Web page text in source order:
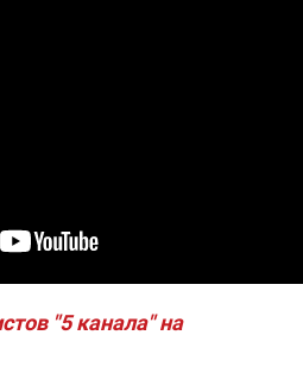
"5 канала" на